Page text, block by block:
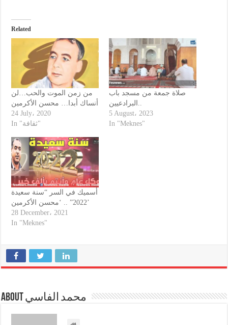
Related
من زمن الموت والحب…لن
أنساك أبدا… محسن الأكرمين
24 July، 2020
In "ثقافة"
صلاة جمعة من مسجد باب
البرادعيين..
5 August، 2023
In "Meknes"
أسميك في السر “سنة سعيدة
2022” .. ‘محسن الأكرمين’
28 December، 2021
In "Meknes"
About محمد الفاسي